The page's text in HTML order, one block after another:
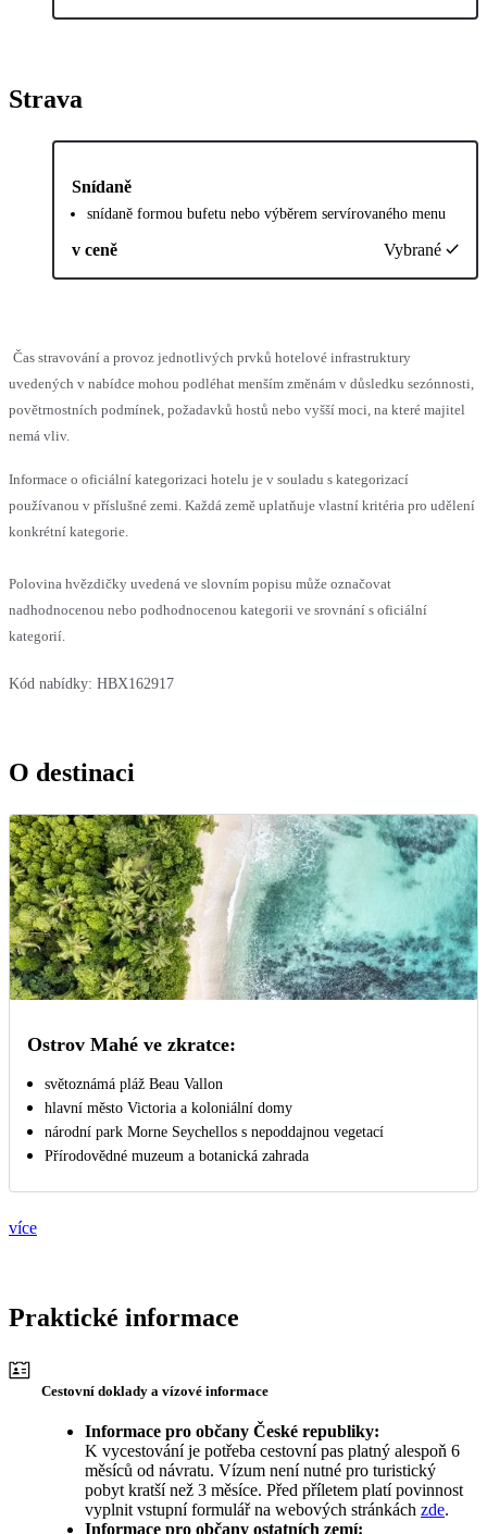
Strava
Snídaně
snídaně formou bufetu nebo výběrem servírovaného menu
v ceně Vybrané
Čas stravování a provoz jednotlivých prvků hotelové infrastruktury
uvedených v nabídce mohou podléhat menším změnám v důsledku sezónnosti,
povětrnostních podmínek, požadavků hostů nebo vyšší moci, na které majitel
nemá vliv.
Informace o oficiální kategorizaci hotelu je v souladu s kategorizací
používanou v příslušné zemi. Každá země uplatňuje vlastní kritéria pro udělení
konkrétní kategorie.
Polovina hvězdičky uvedená ve slovním popisu může označovat
nadhodnocenou nebo podhodnocenou kategorii ve srovnání s oficiální
kategorií.
Kód nabídky: HBX162917
O destinaci
Ostrov Mahé ve zkratce:
světoznámá pláž Beau Vallon
hlavní město Victoria a koloniální domy
národní park Morne Seychellos s nepoddajnou vegetací
Přírodovědné muzeum a botanická zahrada
více
Praktické informace
Cestovní doklady a vízové informace
Informace pro občany České republiky:
K vycestování je potřeba cestovní pas platný alespoň 6
měsíců od návratu. Vízum není nutné pro turistický
pobyt kratší než 3 měsíce. Před příletem platí povinnost
vyplnit vstupní formulář na webových stránkách zde.
Informace pro občany ostatních zemí: